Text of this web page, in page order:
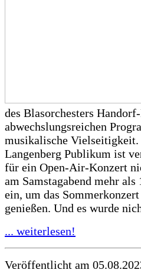
des Blasorchesters
abwechslungsreichen
musikalische
Langenberg Publikum ist
für ein Open-Air-Konzert
am Samstagabend mehr
ein, um das
genießen. Und es wurde
... weiterlesen!
Veröffentlicht am